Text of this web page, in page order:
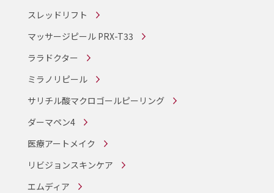
スレッドリフト
マッサージピール PRX-T33
ララドクター
ミラノリピール
サリチル酸マクロゴールピーリング
ダーマペン4
医療アートメイク
リビジョンスキンケア
エムディア